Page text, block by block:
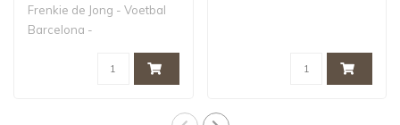
Frenkie de Jong - Voetbal
Barcelona -